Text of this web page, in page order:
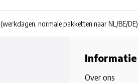
(werkdagen, normale pakketten naar NL/BE/DE)
Informatie
Over ons